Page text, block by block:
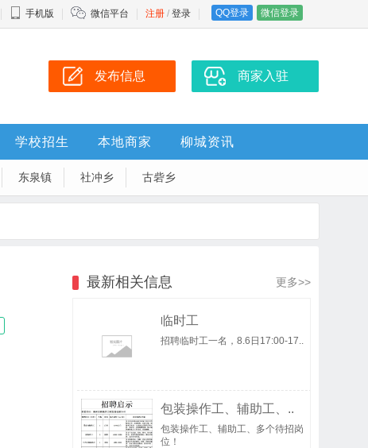
手机版 微信平台 注册 / 登录 QQ登录 微信登录
发布信息 商家入驻
学校招生 本地商家 柳城资讯
东泉镇 社冲乡 古砦乡
最新相关信息 更多>>
临时工
招聘临时工一名，8.6日17:00-17..
包装操作工、辅助工、..
包装操作工、辅助工、多个待招岗
位！